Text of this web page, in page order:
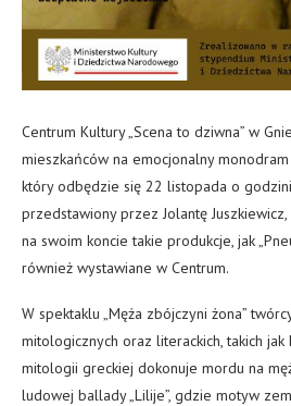
Centrum Kultury „Scena to dziwna” w
mieszkańców na emocjonalny monodram
który odbędzie się 22 listopada o
przedstawiony przez Jolantę
na swoim koncie takie produkcje, jak
również wystawiane w Centrum.
W spektaklu „Męża zbójczyni żona”
mitologicznych oraz literackich, takich
mitologii greckiej dokonuje mordu na
ludowej ballady „Lilije”, gdzie motyw